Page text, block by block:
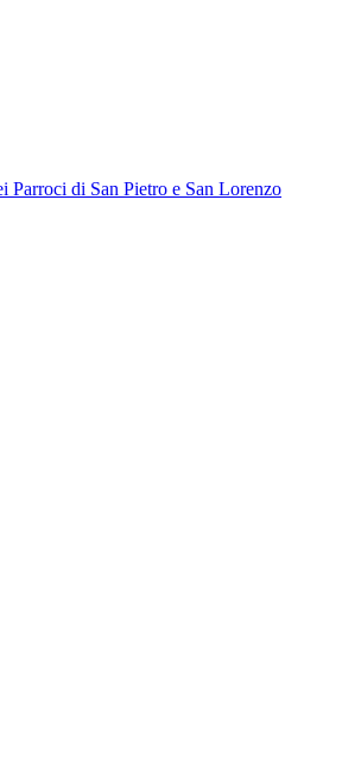
Parroci di San Pietro e San Lorenzo